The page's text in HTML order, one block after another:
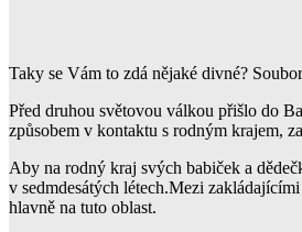
Taky se Vám to zdá nějaké divné?
Před druhou světovou válkou přišlo do
způsobem v kontaktu s rodným krajem,
Aby na rodný kraj svých babiček a
v sedmdesátých létech.Mezi
hlavně na tuto oblast.